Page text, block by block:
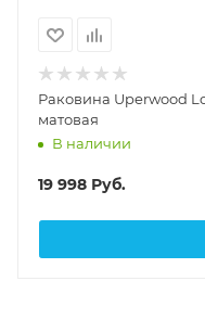
Раковина Uperwood
матовая
В наличии
19 998 Руб.